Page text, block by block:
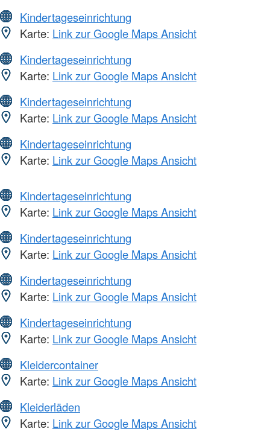
Kindertageseinrichtung
Karte: Link zur Google Maps Ansicht
Kindertageseinrichtung
Karte: Link zur Google Maps Ansicht
Kindertageseinrichtung
Karte: Link zur Google Maps Ansicht
Kindertageseinrichtung
Karte: Link zur Google Maps Ansicht
Kindertageseinrichtung
Karte: Link zur Google Maps Ansicht
Kindertageseinrichtung
Karte: Link zur Google Maps Ansicht
Kindertageseinrichtung
Karte: Link zur Google Maps Ansicht
Kindertageseinrichtung
Karte: Link zur Google Maps Ansicht
Kleidercontainer
Karte: Link zur Google Maps Ansicht
Kleiderläden
Karte: Link zur Google Maps Ansicht